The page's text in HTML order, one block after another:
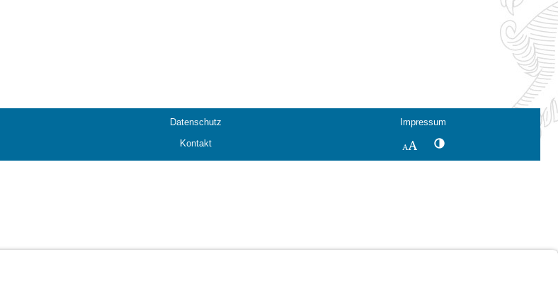
Datenschutz
Impressum
Kontakt SchriftgrößeKontrastwechsel